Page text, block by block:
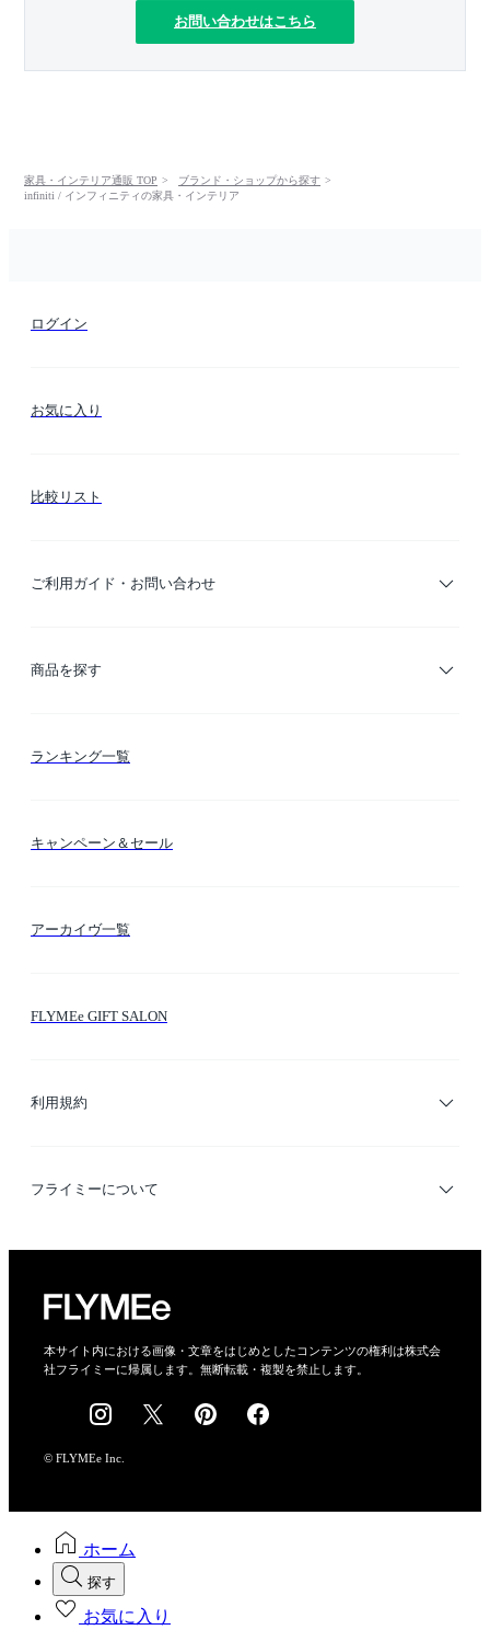
お問い合わせはこちら
家具・インテリア通販 TOP
ブランド・ショップから探す
infiniti / インフィニティの家具・インテリア
ログイン
お気に入り
比較リスト
ご利用ガイド・お問い合わせ
ご利用ガイド
商品を探す
カテゴリー検索
ランキング一覧
キャンペーン＆セール
アーカイヴ一覧
FLYMEe GIFT SALON
利用規約
利用規約
フライミーについて
会社概要
採用情報
本サイト内における画像・文章をはじめとしたコンテンツの権利は株式会
社フライミーに帰属します。無断転載・複製を禁止します。
© FLYMEe Inc.
ホーム
探す
お気に入り